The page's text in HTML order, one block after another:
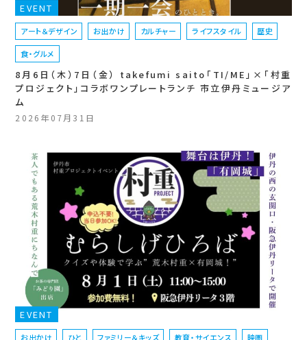
EVENT
アート＆デザイン お出かけ カルチャー ライフスタイル 歴史
食・グルメ
8月6日（木）7日（金） takefumi saito「TI/ME」×「村重
プロジェクト」コラボワンプレートランチ 市立伊丹ミュージア
ム
2026年07月31日
EVENT
お出かけ ひと ファミリー＆キッズ 教育・サイエンス 映画